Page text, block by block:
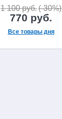
1 100 руб.(-30%)
770 руб.
Все товары дня